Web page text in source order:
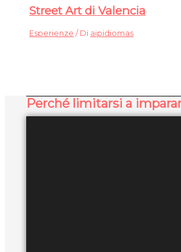
Street Art di Valencia
Esperienze / Di aipidiomas
Perché limitarsi a